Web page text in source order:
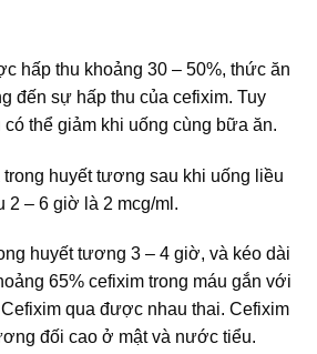
hấp thu khoảng 30 – 50%, thức ăn
đến sự hấp thu của cefixim. Tuy
có thể giảm khi uống cùng bữa ăn.
trong huyết tương sau khi uống liều
2 – 6 giờ là 2 mcg/ml.
huyết tương 3 – 4 giờ, và kéo dài
65% cefixim trong máu gắn với
qua được nhau thai. Cefixim
đối cao ở mật và nước tiểu.